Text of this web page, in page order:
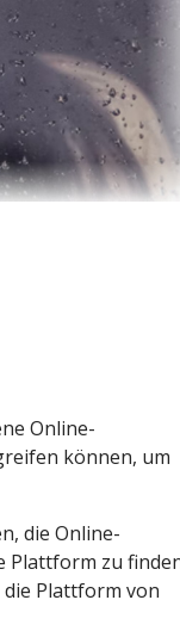
Online-
können, um
die Online-
Plattform zu
Plattform von